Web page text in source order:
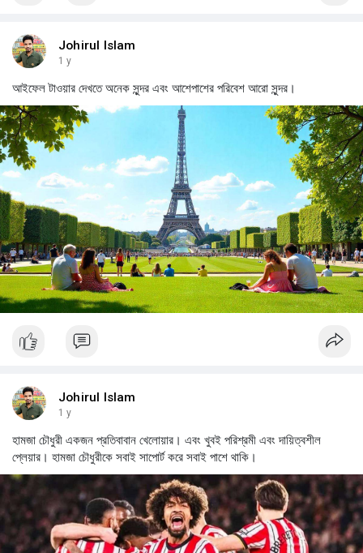
Johirul Islam
1 y
আইফেল টাওয়ার দেখতে অনেক সুন্দর এবং আশেপাশের পরিবেশ আরো সুন্দর।
Johirul Islam
1 y
হামজা চৌধুরী একজন প্রতিবাবান খেলোয়ার। এবং খুবই পরিশ্রমী এবং দায়িত্বশীল
প্লেয়ার। হামজা চৌধুরীকে সবাই সাপোর্ট করে সবাই পাশে থাকি।